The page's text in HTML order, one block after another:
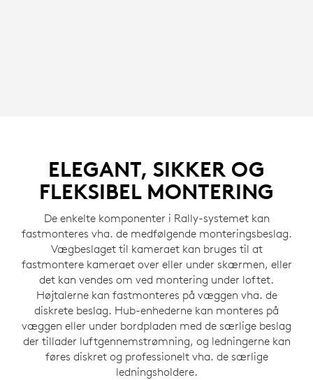
ELEGANT, SIKKER OG
FLEKSIBEL MONTERING
De enkelte komponenter i Rally-systemet kan
fastmonteres vha. de medfølgende monteringsbeslag.
Vægbeslaget til kameraet kan bruges til at
fastmontere kameraet over eller under skærmen, eller
det kan vendes om ved montering under loftet.
Højtalerne kan fastmonteres på væggen vha. de
diskrete beslag. Hub-enhederne kan monteres på
væggen eller under bordpladen med de særlige beslag
der tillader luftgennemstrømning, og ledningerne kan
føres diskret og professionelt vha. de særlige
ledningsholdere.